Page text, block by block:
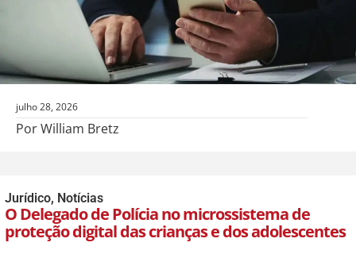
julho 28, 2026
Por William Bretz
Jurídico, Notícias
O Delegado de Polícia no microssistema de
proteção digital das crianças e dos adolescentes